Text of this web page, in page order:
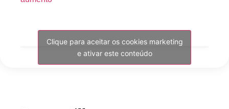
Clique para aceitar os cookies marketing
e ativar este conteúdo